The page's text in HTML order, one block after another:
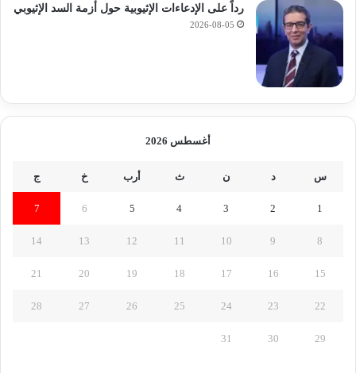
رداً على الإدعاءات الإثيوبية حول أزمة السد الإثيوبي
2026-08-05
أغسطس 2026
س د ن ث أرب خ ج
1
2
3
4
5
6
7
8
9
10
11
12
13
14
15
16
17
18
19
20
21
22
23
24
25
26
27
28
29
30
31